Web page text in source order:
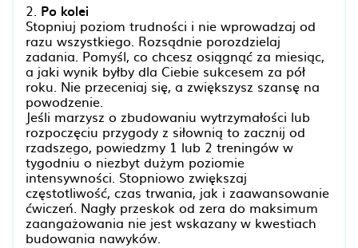
2. Po kolei
Stopniuj poziom trudności i nie wprowadzaj od
razu wszystkiego. Rozsądnie porozdzielaj
zadania. Pomyśl, co chcesz osiągnąć za miesiąc,
a jaki wynik byłby dla Ciebie sukcesem za pół
roku. Nie przeceniaj się, a zwiększysz szansę na
powodzenie.
Jeśli marzysz o zbudowaniu wytrzymałości lub
rozpoczęciu przygody z siłownią to zacznij od
rzadszego, powiedzmy 1 lub 2 treningów w
tygodniu o niezbyt dużym poziomie
intensywności. Stopniowo zwiększaj
częstotliwość, czas trwania, jak i zaawansowanie
ćwiczeń. Nagły przeskok od zera do maksimum
zaangażowania nie jest wskazany w kwestiach
budowania nawyków.